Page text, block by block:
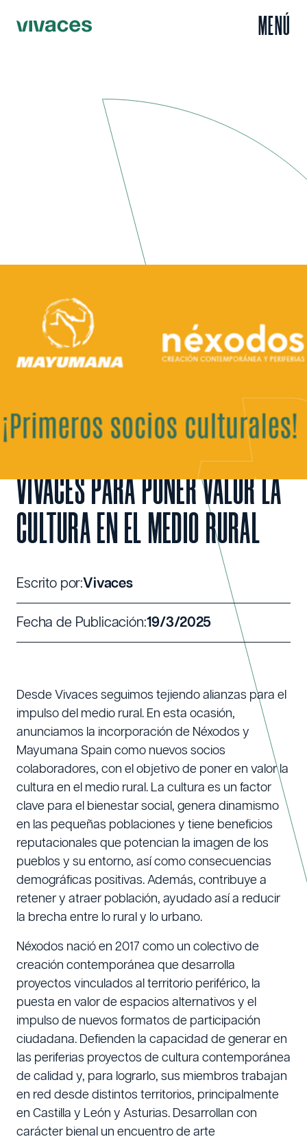
MENÚ
Leer/Nexodos y Mayumana Spain, primeros proyectos culturales en
unirse a Vivaces para poner valor la cultura en el medio rural
NEXODOS Y MAYUMANA SPAIN,
PRIMEROS PROYECTOS
CULTURALES EN UNIRSE A
VIVACES PARA PONER VALOR LA
CULTURA EN EL MEDIO RURAL
Escrito por:Vivaces
Fecha de Publicación:19/3/2025
Desde Vivaces seguimos tejiendo alianzas para el
impulso del medio rural. En esta ocasión,
anunciamos la incorporación de Néxodos y
Mayumana Spain como nuevos socios
colaboradores, con el objetivo de poner en valor la
cultura en el medio rural. La cultura es un factor
clave para el bienestar social, genera dinamismo
en las pequeñas poblaciones y tiene beneficios
reputacionales que potencian la imagen de los
pueblos y su entorno, así como consecuencias
demográficas positivas. Además, contribuye a
retener y atraer población, ayudado así a reducir
la brecha entre lo rural y lo urbano.
Néxodos nació en 2017 como un colectivo de
creación contemporánea que desarrolla
proyectos vinculados al territorio periférico, la
puesta en valor de espacios alternativos y el
impulso de nuevos formatos de participación
ciudadana. Defienden la capacidad de generar en
las periferias proyectos de cultura contemporánea
de calidad y, para lograrlo, sus miembros trabajan
en red desde distintos territorios, principalmente
en Castilla y León y Asturias. Desarrollan con
carácter bienal un encuentro de arte